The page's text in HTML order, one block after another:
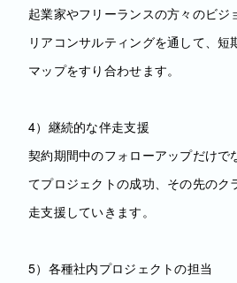
起業家やフリーランスの方々のビジ
リアコンサルティングを通して、短
マップをすり合わせます。
4）継続的な伴走支援
契約期間中のフォローアップだけで
てプロジェクトの成功、その先のク
走支援していきます。
5）各種社内プロジェクトの担当